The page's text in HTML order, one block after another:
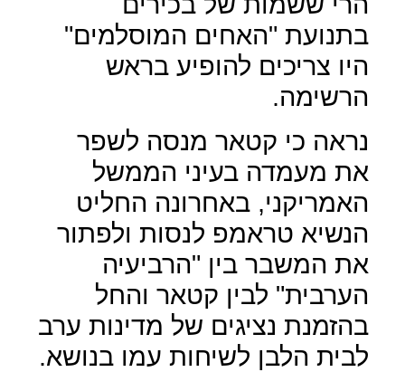
בתנועת "האחים המוסלמים"
היו צריכים להופיע בראש
הרשימה.
נראה כי קטאר מנסה לשפר
את מעמדה בעיני הממשל
האמריקני, באחרונה החליט
הנשיא טראמפ לנסות ולפתור
את המשבר בין "הרביעיה
הערבית" לבין קטאר והחל
בהזמנת נציגים של מדינות ערב
לבית הלבן לשיחות עמו בנושא.